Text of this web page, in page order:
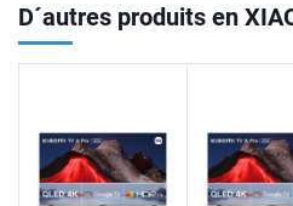
D´autres produits en